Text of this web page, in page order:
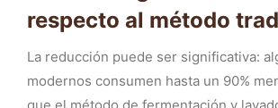
respecto al método
La reducción puede ser significativa:
modernos consumen hasta un 90%